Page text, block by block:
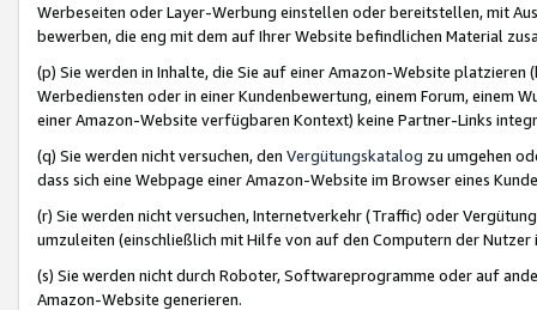
Werbeseiten oder Layer-Werbung einstellen oder bereitstellen, mit
bewerben, die eng mit dem auf Ihrer Website befindlichen Material
(p) Sie werden in Inhalte, die Sie auf einer Amazon-Website
Werbediensten oder in einer Kundenbewertung, einem Forum, einem
einer Amazon-Website verfügbaren Kontext) keine Partner-Links
(q) Sie werden nicht versuchen, den Vergütungskatalog zu umgehen
dass sich eine Webpage einer Amazon-Website im Browser eines
(r) Sie werden nicht versuchen, Internetverkehr (Traffic) oder
umzuleiten (einschließlich mit Hilfe von auf den Computern der
(s) Sie werden nicht durch Roboter, Softwareprogramme oder auf
Amazon-Website generieren.